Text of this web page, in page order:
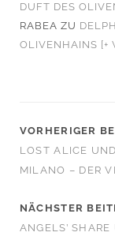
DUFT DES
RABEA ZU
OLIVENHAINS [+
VORHERIGER
LOST ALICE
MILANO – DER
NÄCHSTER
ANGELS’